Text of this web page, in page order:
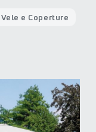
Vele e Coperture